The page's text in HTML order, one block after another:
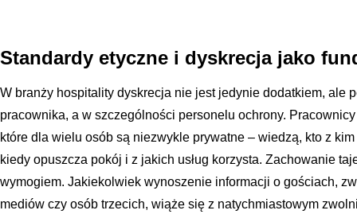
Standardy etyczne i dyskrecja jako
W branży hospitality dyskrecja nie jest jedynie dodatkiem, ale
pracownika, a w szczególności personelu ochrony.
które dla wielu osób są niezwykle prywatne – wiedzą, kto z
kiedy opuszcza pokój i z jakich usług korzysta. Zachowanie
wymogiem. Jakiekolwiek wynoszenie informacji o gościach,
mediów czy osób trzecich, wiąże się z natychmiastowym